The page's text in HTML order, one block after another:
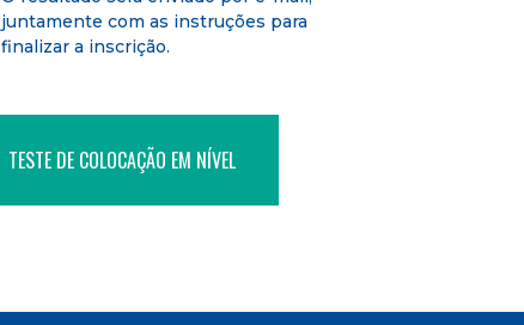
juntamente com as instruções para
finalizar a inscrição.
TESTE DE COLOCAÇÃO EM NÍVEL